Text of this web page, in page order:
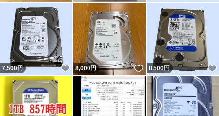
7,500円 いいね！
8,000円 いいね！
8,500円